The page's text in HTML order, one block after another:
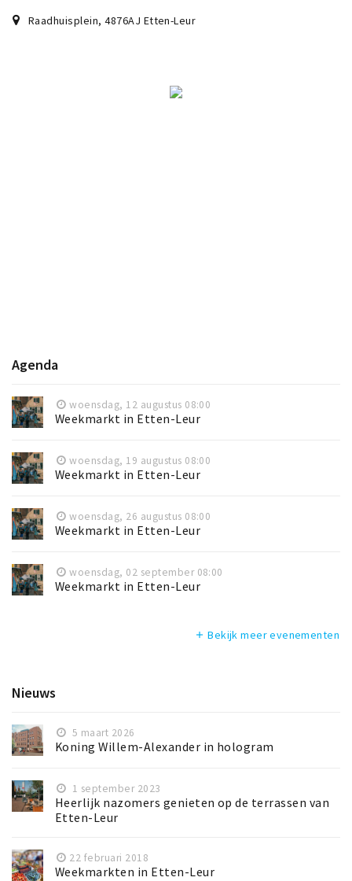
Raadhuisplein,4876AJ Etten-Leur
Agenda
woensdag, 12 augustus 08:00
Weekmarkt in Etten-Leur
woensdag, 19 augustus 08:00
Weekmarkt in Etten-Leur
woensdag, 26 augustus 08:00
Weekmarkt in Etten-Leur
woensdag, 02 september 08:00
Weekmarkt in Etten-Leur
add Bekijk meer evenementen
Nieuws
5 maart 2026
Koning Willem-Alexander in hologram
1 september 2023
Heerlijk nazomers genieten op de terrassen van
Etten-Leur
22 februari 2018
Weekmarkten in Etten-Leur